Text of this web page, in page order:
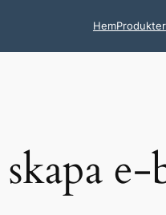
HemProdukter